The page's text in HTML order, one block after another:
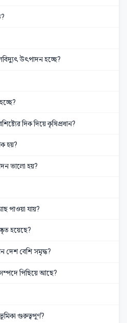
উৎপাদন হচ্ছে?
দিক দিয়ে কৃষিপ্রধান?
হয়?
ভালো হয়?
পাওয়া যায়?
হয়েছে?
দেশ বেশি সমৃদ্ধ?
পিছিয়ে আছে?
গুরুত্বপূর্ণ?